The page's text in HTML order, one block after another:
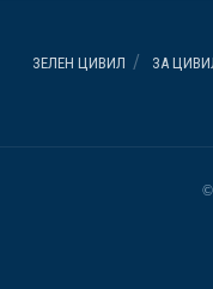
ЗЕЛЕН ЦИВИЛ ЗА
©